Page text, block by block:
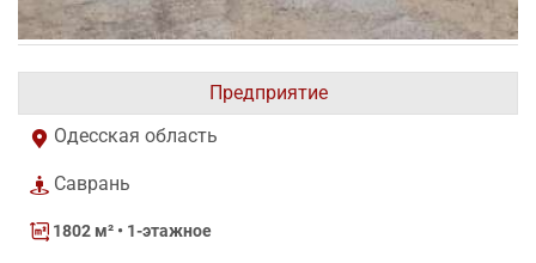
Предприятие
Одесская область
Саврань
1802 м² • 1-этажное